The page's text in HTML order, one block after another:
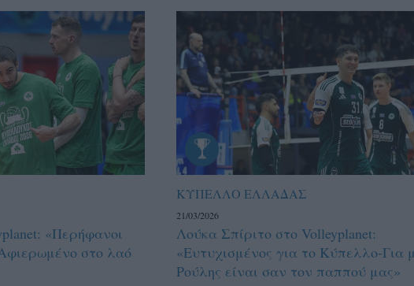
«Περήφανοι
στο λαό
ΚΥΠΕΛΛΟ ΕΛΛΑΔΑΣ
21/03/2026
Λούκα Σπίριτο στο Volleyplanet:
«Ευτυχισμένος για το Κύπελλο-Για
Ρούλης είναι σαν τον παππού μας»